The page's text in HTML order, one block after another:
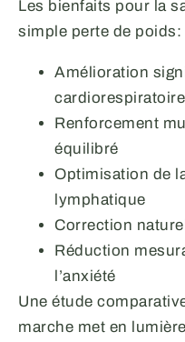
Les bienfaits pour la
simple perte de poids:
Amélioration
cardiorespiratoire
Renforcement
équilibré
Optimisation de
lymphatique
Correction
Réduction
l’anxiété
Une étude
marche met en